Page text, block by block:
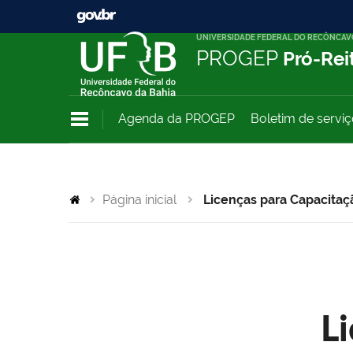
UNIVERSIDADE FEDERAL DO
PROGEP Pró-
Agenda da PROGEP Boletim de
Página inicial Licenças para